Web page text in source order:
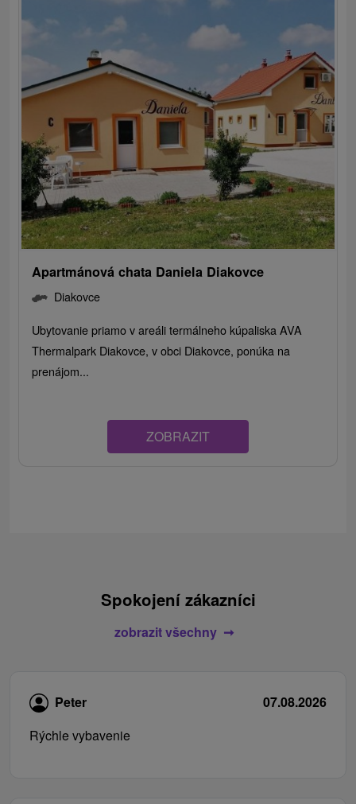
Apartmánová chata Daniela Diakovce
Diakovce
Ubytovanie priamo v areáli termálneho kúpaliska AVA
Thermalpark Diakovce, v obci Diakovce, ponúka na
prenájom...
ZOBRAZIT
Spokojení zákazníci
zobrazit všechny
Peter
07.08.2026
Rýchle vybavenie